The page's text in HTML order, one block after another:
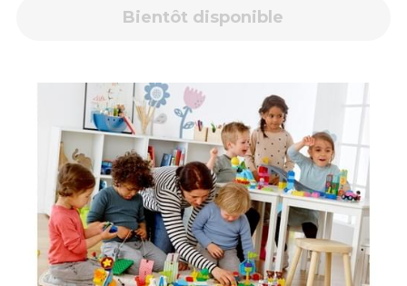
Bientôt disponible